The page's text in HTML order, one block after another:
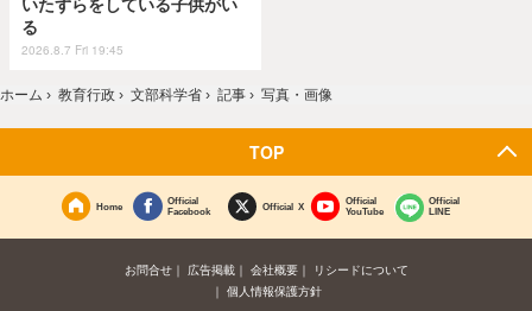
いたずらをしている子供がい
る
2026.8.7 Fri 19:45
ホーム › 教育行政 › 文部科学省 › 記事 › 写真・画像
TOP
Home
Official
Facebook
Official X
Official
YouTube
Official
LINE
お問合せ 広告掲載 会社概要
リシードについて
個人情報保護方針